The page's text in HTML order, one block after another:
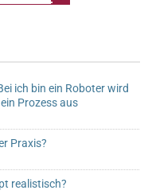
ich bin ein Roboter wird
Prozess aus
Praxis?
realistisch?